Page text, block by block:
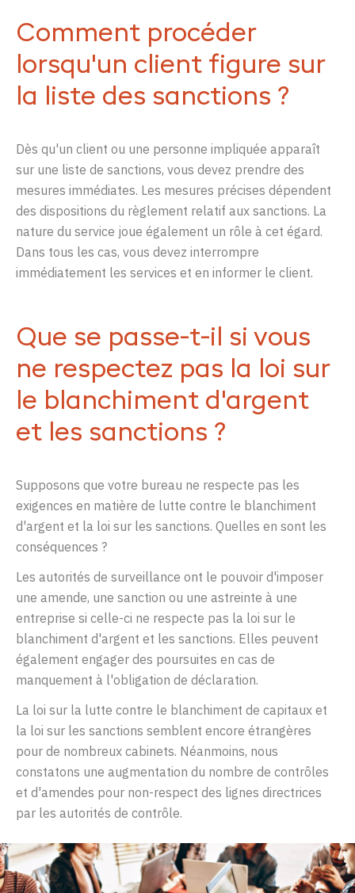
Comment procéder
lorsqu'un client figure sur
la liste des sanctions ?
Dès qu'un client ou une personne impliquée apparaît
sur une liste de sanctions, vous devez prendre des
mesures immédiates. Les mesures précises dépendent
des dispositions du règlement relatif aux sanctions. La
nature du service joue également un rôle à cet égard.
Dans tous les cas, vous devez interrompre
immédiatement les services et en informer le client.
Que se passe-t-il si vous
ne respectez pas la loi sur
le blanchiment d'argent
et les sanctions ?
Supposons que votre bureau ne respecte pas les
exigences en matière de lutte contre le blanchiment
d'argent et la loi sur les sanctions. Quelles en sont les
conséquences ?
Les autorités de surveillance ont le pouvoir d'imposer
une amende, une sanction ou une astreinte à une
entreprise si celle-ci ne respecte pas la loi sur le
blanchiment d'argent et les sanctions. Elles peuvent
également engager des poursuites en cas de
manquement à l'obligation de déclaration.
La loi sur la lutte contre le blanchiment de capitaux et
la loi sur les sanctions semblent encore étrangères
pour de nombreux cabinets. Néanmoins, nous
constatons une augmentation du nombre de contrôles
et d'amendes pour non-respect des lignes directrices
par les autorités de contrôle.